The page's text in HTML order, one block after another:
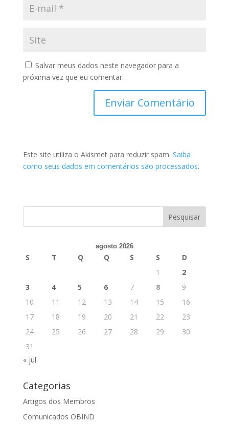
Salvar meus dados neste navegador para a
próxima vez que eu comentar.
Este site utiliza o Akismet para reduzir spam. Saiba
como seus dados em comentários são processados.
agosto 2026
S T Q Q S S
D
1
2
3
4 5 6 7 8
9
10
11 12 13 14 15
16
17
18 19 20 21 22
23
24
25 26 27 28 29
30
31
« jul
Categorias
Artigos dos Membros
Comunicados OBIND